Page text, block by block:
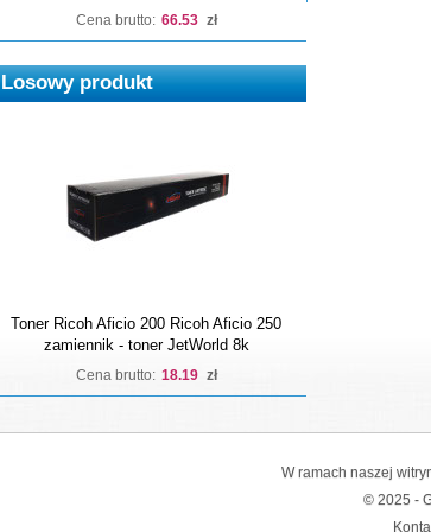
Cena brutto: 66.53 zł
Losowy produkt
Toner Ricoh Aficio 200 Ricoh Aficio 250
zamiennik - toner JetWorld 8k
Cena brutto: 18.19 zł
W ramach naszej
© 2025 -